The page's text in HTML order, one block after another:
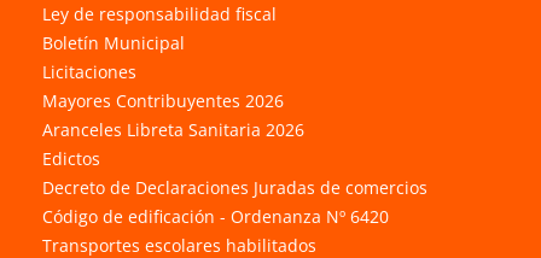
Ley de responsabilidad fiscal
Boletín Municipal
Licitaciones
Mayores Contribuyentes 2026
Aranceles Libreta Sanitaria 2026
Edictos
Decreto de Declaraciones Juradas de comercios
Código de edificación - Ordenanza Nº 6420
Transportes escolares habilitados